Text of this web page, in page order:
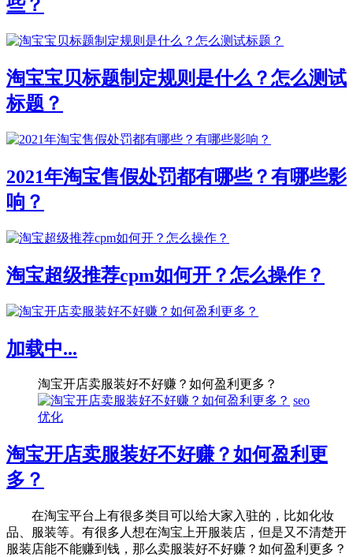
些？
淘宝宝贝标题制定规则是什么？怎么测试
标题？
2021年淘宝售假处罚都有哪些？有哪些影
响？
淘宝超级推荐cpm如何开？怎么操作？
加载中...
淘宝开店卖服装好不好赚？如何盈利更多？
seo
优化
淘宝开店卖服装好不好赚？如何盈利更
多？
在淘宝平台上有很多类目可以给大家入驻的，比如化妆
品、服装等。有很多人想在淘宝上开服装店，但是又不清楚开
服装店能不能赚到钱，那么卖服装好不好赚？如何盈利更多？